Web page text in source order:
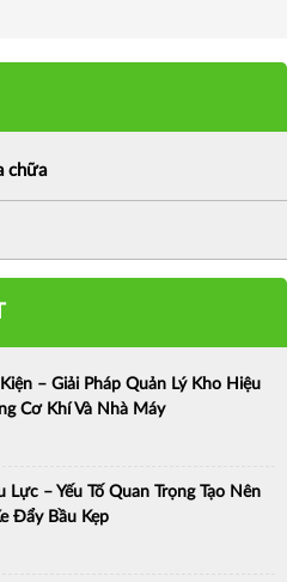
chữa
– Giải Pháp Quản Lý Kho Hiệu
Cơ Khí Và Nhà Máy
Lực – Yếu Tố Quan Trọng Tạo Nên
Đẩy Bầu Kẹp